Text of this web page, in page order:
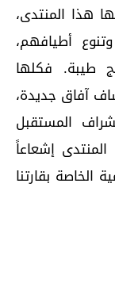
هذا المنتدى،
أطيافهم،
طيبة. فكلها
آفاق جديدة،
المستقبل
إشعاعاً
الخاصة بقارتنا